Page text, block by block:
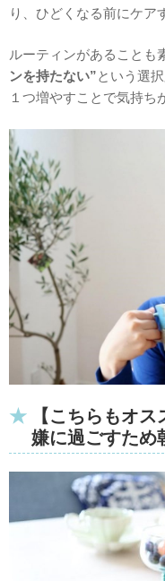
り、ひどくなる前にケア
ルーティンがあることも
ンを持たない”という選
１つ増やすことで気持ち
【こちらもオ
嫌に過ごすため